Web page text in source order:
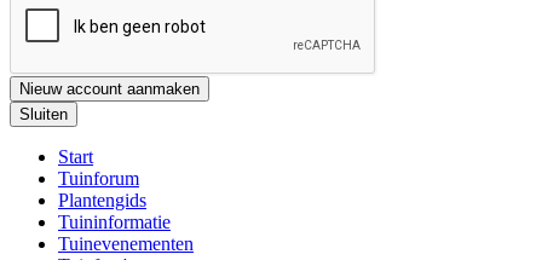
Nieuw account aanmaken
Sluiten
Start
Tuinforum
Plantengids
Tuininformatie
Tuinevenementen